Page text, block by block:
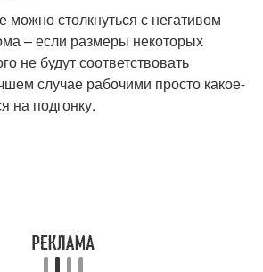
можно столкнуться с негативом
– если размеры некоторых
не будут соответствовать
случае рабочими просто какое-
на подгонку.